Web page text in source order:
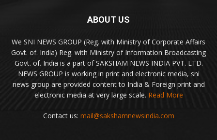
ABOUT US
We SNI NEWS GROUP (Reg. with Ministry of Corporate Affairs
Govt. of. India) Reg. with Ministry of Information Broadcasting
Govt. of. India is a part of SAKSHAM NEWS INDIA PVT. LTD.
NEWS GROUP is working in print and electronic media, sni
news group are provided content to India & Foreign print and
electronic media at very large scale. Read More
Contact us: mail@sakshamnewsindia.com